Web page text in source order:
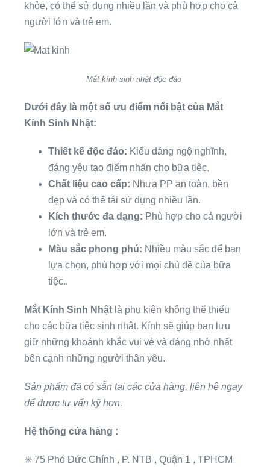
khỏe, có thể sử dụng nhiều lần và phù hợp cho cả
người lớn và trẻ em.
Mắt kính sinh nhật độc đáo
Dưới đây là một số ưu điểm nổi bật của Mắt
Kính Sinh Nhật:
Thiết kế độc đáo: Kiểu dáng ngộ nghĩnh,
đáng yêu tạo điểm nhấn cho bữa tiệc.
Chất liệu cao cấp: Nhựa PP an toàn, bền
đẹp và có thể tái sử dụng nhiều lần.
Kích thước đa dạng: Phù hợp cho cả người
lớn và trẻ em.
Màu sắc phong phú: Nhiều màu sắc để bạn
lựa chọn, phù hợp với mọi chủ đề của bữa
tiệc..
Mắt Kính Sinh Nhật là phụ kiện không thể thiếu
cho các bữa tiệc sinh nhật. Kính sẽ giúp bạn lưu
giữ những khoảnh khắc vui vẻ và đáng nhớ nhất
bên cạnh những người thân yêu.
Sản phẩm đã có sẵn tại các cửa hàng, liên hệ ngay
để được tư vấn kỹ hơn.
Hệ thống cửa hàng :
✳️ 75 Phó Đức Chính , P. NTB , Quận 1 , TPHCM